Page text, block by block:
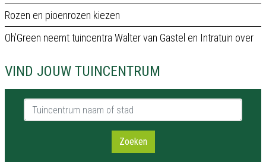
Rozen en pioenrozen kiezen
Oh’Green neemt tuincentra Walter van Gastel en Intratuin over
VIND JOUW TUINCENTRUM
Tuincentrum naam of stad
Zoeken